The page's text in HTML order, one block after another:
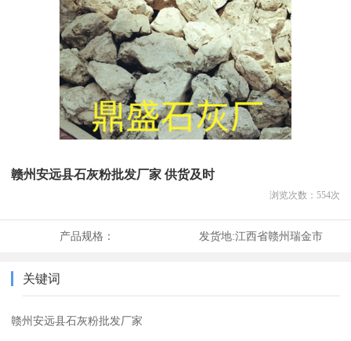
赣州安远县石灰粉批发厂家 供货及时
浏览次数： 554次
产品规格： 发货地:江西省赣州瑞金市
关键词
赣州安远县石灰粉批发厂家